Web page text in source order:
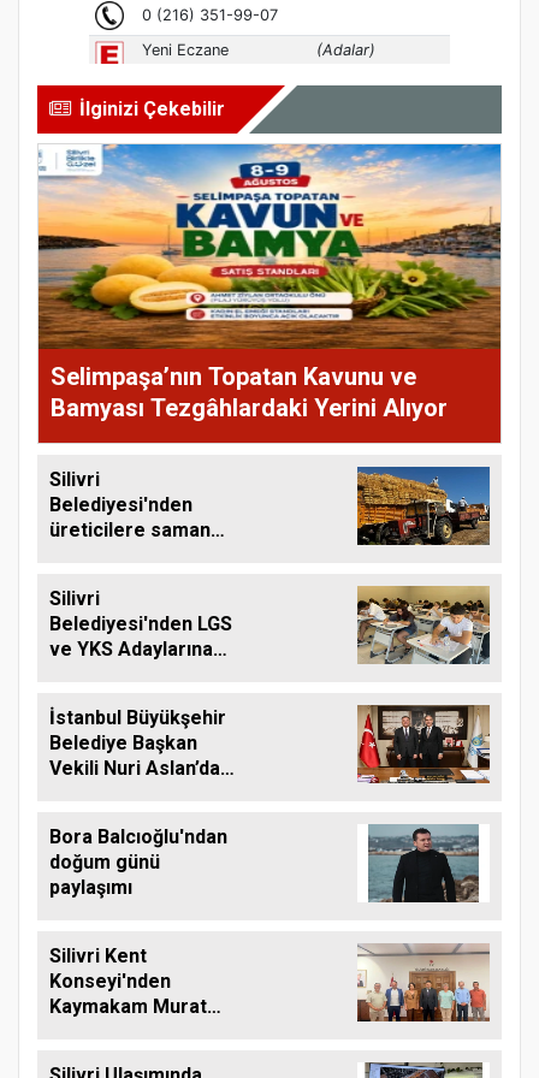
İlginizi Çekebilir
Selimpaşa’nın Topatan Kavunu ve
Bamyası Tezgâhlardaki Yerini Alıyor
Silivri
Belediyesi'nden
üreticilere saman
Silivri
Belediyesi'nden LGS
ve YKS Adaylarına
İstanbul Büyükşehir
Belediye Başkan
Vekili Nuri Aslan’dan
Bora Balcıoğlu'ndan
doğum günü
paylaşımı
Silivri Kent
Konseyi'nden
Kaymakam Murat